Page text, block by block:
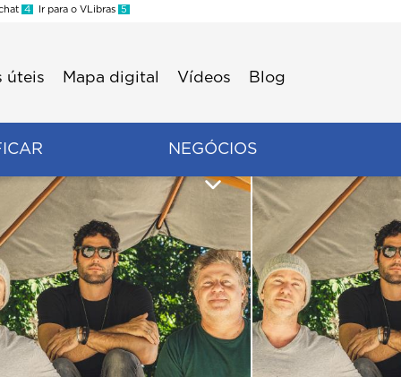
4 Ir para o VLibras 5
úteis Mapa digital Vídeos Blog
NEGÓCIOS